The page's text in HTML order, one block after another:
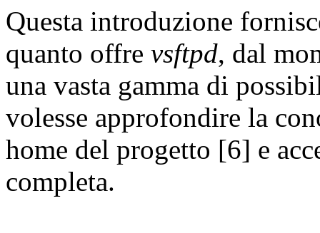
Questa introduzione
quanto offre vsftpd, dal
una vasta gamma di
volesse approfondire la
home del progetto [6] e
completa.